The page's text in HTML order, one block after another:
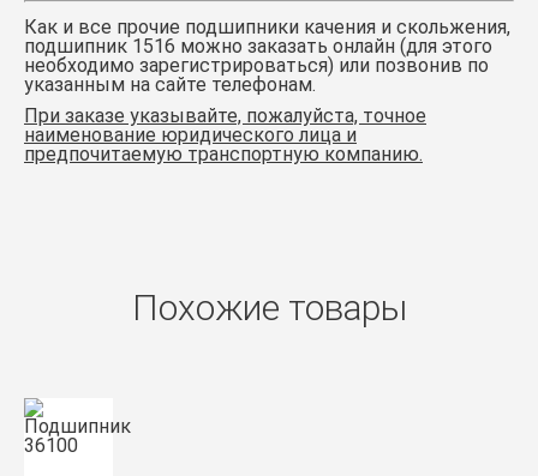
Как и все прочие подшипники качения и скольжения,
подшипник 1516 можно заказать онлайн (для этого
необходимо зарегистрироваться) или позвонив по
указанным на сайте телефонам.
При заказе указывайте, пожалуйста, точное
наименование юридического лица и
предпочитаемую транспортную компанию.
Похожие товары